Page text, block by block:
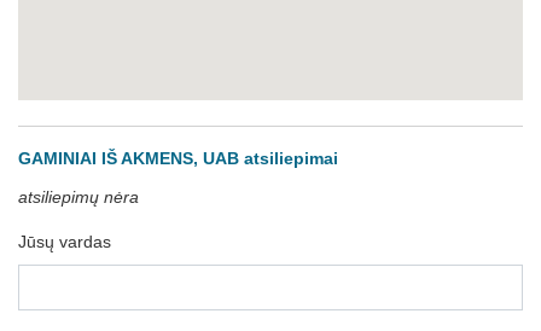
GAMINIAI IŠ AKMENS, UAB atsiliepimai
atsiliepimų nėra
Jūsų vardas